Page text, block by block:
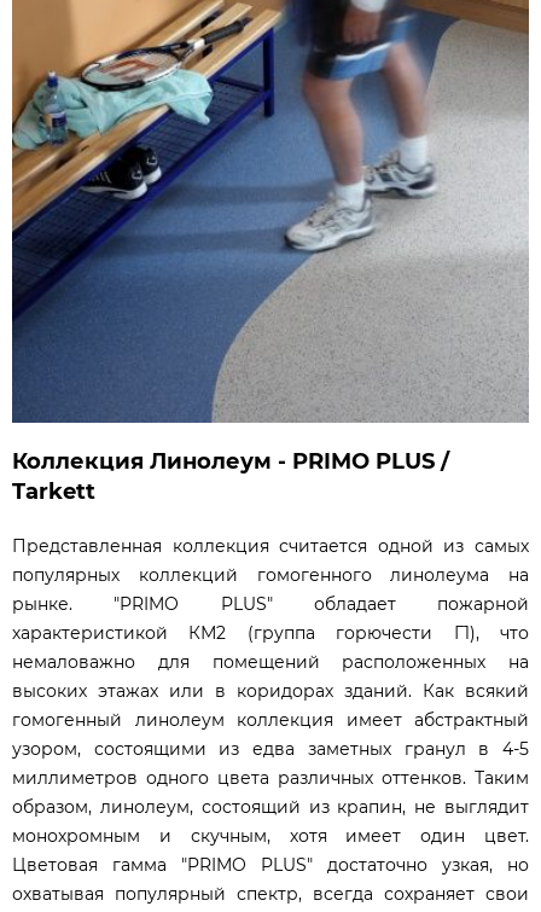
Коллекция Линолеум - PRIMO PLUS /
Tarkett
Представленная коллекция считается одной из самых
популярных коллекций гомогенного линолеума на
рынке. "PRIMO PLUS" обладает пожарной
характеристикой КМ2 (группа горючести Г1), что
немаловажно для помещений расположенных на
высоких этажах или в коридорах зданий. Как всякий
гомогенный линолеум коллекция имеет абстрактный
узором, состоящими из едва заметных гранул в 4-5
миллиметров одного цвета различных оттенков. Таким
образом, линолеум, состоящий из крапин, не выглядит
монохромным и скучным, хотя имеет один цвет.
Цветовая гамма "PRIMO PLUS" достаточно узкая, но
охватывая популярный спектр, всегда сохраняет свои